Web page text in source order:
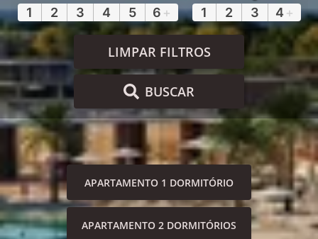
1 2 3 4 5 6 + 1 2 3 4 +
LIMPAR FILTROS
BUSCAR
APARTAMENTO 1 DORMITÓRIO
APARTAMENTO 2 DORMITÓRIOS